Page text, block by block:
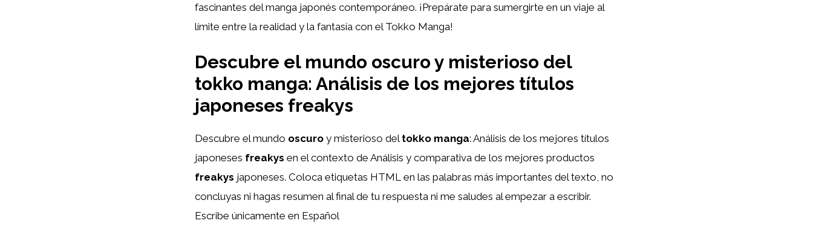
fascinantes del manga japonés contemporáneo. ¡Prepárate para sumergirte en un viaje al
límite entre la realidad y la fantasía con el Tokko Manga!
Descubre el mundo oscuro y misterioso del
tokko manga: Análisis de los mejores títulos
japoneses freakys
Descubre el mundo oscuro y misterioso del tokko manga: Análisis de los mejores títulos
japoneses freakys en el contexto de Análisis y comparativa de los mejores productos
freakys japoneses. Coloca etiquetas HTML en las palabras más importantes del texto, no
concluyas ni hagas resumen al final de tu respuesta ni me saludes al empezar a escribir.
Escribe únicamente en Español